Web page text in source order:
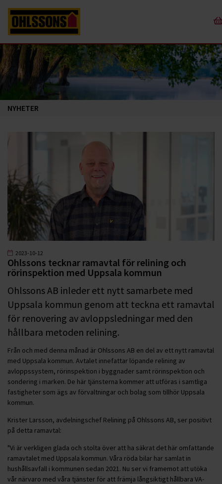
NYHETER
2023-10-12
Ohlssons tecknar ramavtal för relining och
rörinspektion med Uppsala kommun
Ohlssons AB inleder ett nytt samarbete med
Uppsala kommun genom att teckna ett ramavtal
för renovering av avloppsledningar med den
hållbara metoden relining.
Från och med denna månad är Ohlssons AB en del av ett nytt ramavtal
med Uppsala kommun. Avtalet innefattar löpande relining av
avloppssystem, rörinspektion i byggnader samt rörinspektion och
sondering i marken. De här tjänsterna kommer att utföras i samtliga
fastigheter som ägs av förvaltningar och bolag som tillhör Uppsala
kommun.
Krister Larsson, avdelningschef Relining på Ohlssons AB, ser positivt
på detta ramavtal:
"Vi är verkligen glada och stolta över att ha säkrat det här omfattande
ramavtalet med Uppsala kommun. Våra röda bilar har samlat in
hushållsavfall i kommunen sedan 2021. Nu ser vi framemot att utöka
vår närvaro med våra tjänster för att främja långsiktigt hållbara VA-